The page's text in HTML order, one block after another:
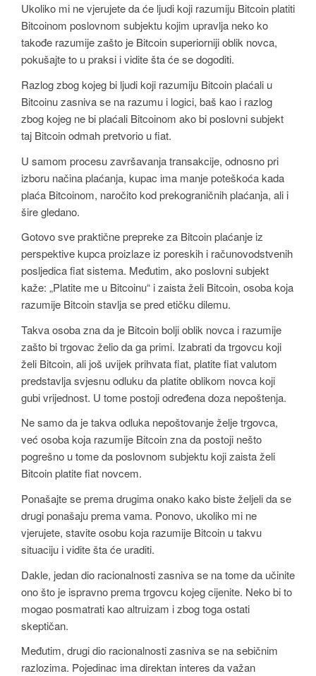
Ukoliko mi ne vjerujete da će ljudi koji razumiju Bitcoin platiti
Bitcoinom poslovnom subjektu kojim upravlja neko ko
takođe razumije zašto je Bitcoin superiorniji oblik novca,
pokušajte to u praksi i vidite šta će se dogoditi.
Razlog zbog kojeg bi ljudi koji razumiju Bitcoin plaćali u
Bitcoinu zasniva se na razumu i logici, baš kao i razlog
zbog kojeg ne bi plaćali Bitcoinom ako bi poslovni subjekt
taj Bitcoin odmah pretvorio u fiat.
U samom procesu završavanja transakcije, odnosno pri
izboru načina plaćanja, kupac ima manje poteškoća kada
plaća Bitcoinom, naročito kod prekograničnih plaćanja, ali i
šire gledano.
Gotovo sve praktične prepreke za Bitcoin plaćanje iz
perspektive kupca proizlaze iz poreskih i računovodstvenih
posljedica fiat sistema. Međutim, ako poslovni subjekt
kaže: „Platite me u Bitcoinu“ i zaista želi Bitcoin, osoba koja
razumije Bitcoin stavlja se pred etičku dilemu.
Takva osoba zna da je Bitcoin bolji oblik novca i razumije
zašto bi trgovac želio da ga primi. Izabrati da trgovcu koji
želi Bitcoin, ali još uvijek prihvata fiat, platite fiat valutom
predstavlja svjesnu odluku da platite oblikom novca koji
gubi vrijednost. U tome postoji određena doza nepoštenja.
Ne samo da je takva odluka nepoštovanje želje trgovca,
već osoba koja razumije Bitcoin zna da postoji nešto
pogrešno u tome da poslovnom subjektu koji zaista želi
Bitcoin platite fiat novcem.
Ponašajte se prema drugima onako kako biste željeli da se
drugi ponašaju prema vama. Ponovo, ukoliko mi ne
vjerujete, stavite osobu koja razumije Bitcoin u takvu
situaciju i vidite šta će uraditi.
Dakle, jedan dio racionalnosti zasniva se na tome da učinite
ono što je ispravno prema trgovcu kojeg cijenite. Neko bi to
mogao posmatrati kao altruizam i zbog toga ostati
skeptičan.
Međutim, drugi dio racionalnosti zasniva se na sebičnim
razlozima. Pojedinac ima direktan interes da važan